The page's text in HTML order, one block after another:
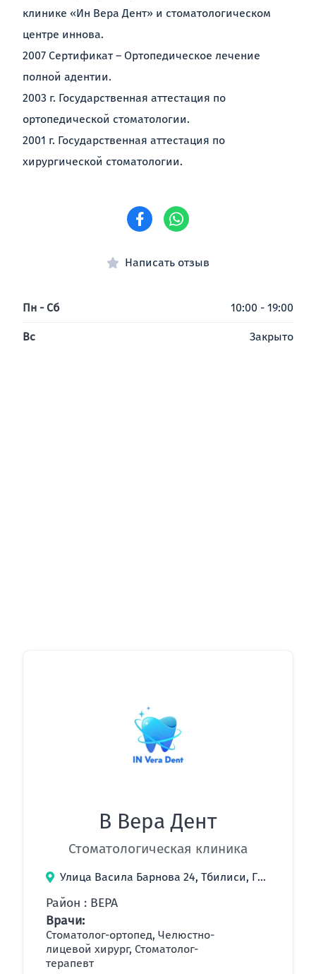
клинике «Ин Вера Дент» и стоматологическом
центре иннова.
2007 Сертификат – Ортопедическое лечение
полной адентии.
2003 г. Государственная аттестация по
ортопедической стоматологии.
2001 г. Государственная аттестация по
хирургической стоматологии.
Написать отзыв
Пн - Сб 10:00 - 19:00
Вс Закрыто
В Вера Дент
Стоматологическая клиника
Улица Васила Барнова 24, Тбилиси, Грузия
Район : ВЕРА
Врачи:
Стоматолог-ортопед, Челюстно-
лицевой хирург, Стоматолог-
терапевт